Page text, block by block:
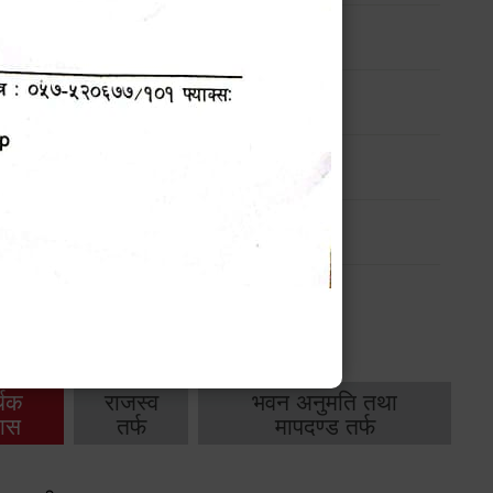
मासिक प्रगति प्रतिवेदन
राजस्व
तर्फ
भवन अनुमति तथा
मापदण्ड तर्फ